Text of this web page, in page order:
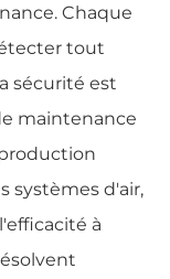
Chaque
tout
sécurité est
maintenance
systèmes d'air,
à